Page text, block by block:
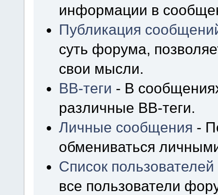
информации в
Публикация
суть форума,
свои мысли.
BB-теги - В
различные BB-теги.
Личные сообщения -
обмениваться
Список пользователей
все пользователи